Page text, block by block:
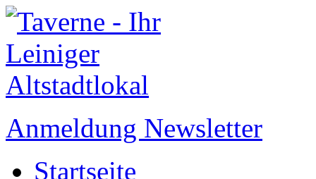
Anmeldung Newsletter
Startseite